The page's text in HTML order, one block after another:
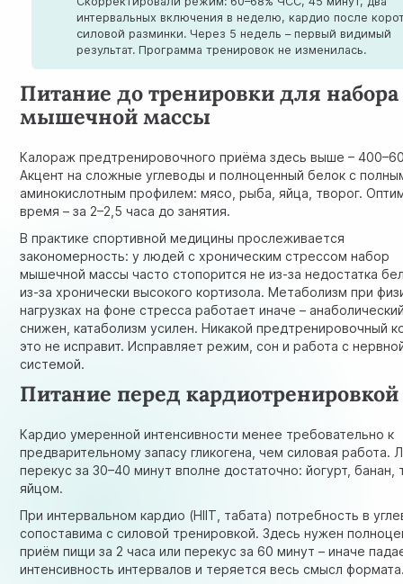
интервальных включения в неделю, кардио после
силовой разминки. Через 5 недель – первый видимый
результат. Программа тренировок не изменилась.
Питание до тренировки для набора
мышечной массы
Калораж предтренировочного приёма здесь выше –
Акцент на сложные углеводы и полноценный белок с
аминокислотным профилем: мясо, рыба, яйца, творог.
время – за 2–2,5 часа до занятия.
В практике спортивной медицины прослеживается
закономерность: у людей с хроническим стрессом набор
мышечной массы часто стопорится не из-за недостатка
из-за хронически высокого кортизола. Метаболизм при
нагрузках на фоне стресса работает иначе –
снижен, катаболизм усилен. Никакой предтренировочный
это не исправит. Исправляет режим, сон и работа с
системой.
Питание перед кардиотренировкой
Кардио умеренной интенсивности менее требовательно к
предварительному запасу гликогена, чем силовая работа.
перекус за 30–40 минут вполне достаточно: йогурт, банан,
яйцом.
При интервальном кардио (HIIT, табата) потребность в
сопоставима с силовой тренировкой. Здесь нужен
приём пищи за 2 часа или перекус за 60 минут – иначе
интенсивность интервалов и теряется весь смысл